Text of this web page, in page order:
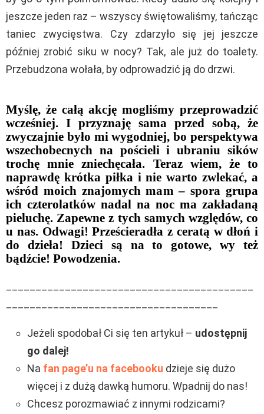
jeszcze jeden raz – wszyscy świętowaliśmy, tańcząc
taniec zwycięstwa. Czy zdarzyło się jej jeszcze
później zrobić siku w nocy? Tak, ale już do toalety.
Przebudzona wołała, by odprowadzić ją do drzwi.
Myślę, że całą akcję mogliśmy przeprowadzić
wcześniej. I przyznaję sama przed sobą, że
zwyczajnie było mi wygodniej, bo perspektywa
wszechobecnych na pościeli i ubraniu sików
trochę mnie zniechęcała. Teraz wiem, że to
naprawdę krótka piłka i nie warto zwlekać, a
wśród moich znajomych mam – spora grupa
ich czterolatków nadal na noc ma zakładaną
pieluchę. Zapewne z tych samych względów, co
u nas. Odwagi! Prześcieradła z ceratą w dłoń i
do dzieła! Dzieci są na to gotowe, wy też
bądźcie! Powodzenia.
Jeżeli spodobał Ci się ten artykuł – udostępnij
go dalej!
Na fan page’u na facebooku dzieje się dużo
więcej i z dużą dawką humoru. Wpadnij do nas!
Chcesz porozmawiać z innymi rodzicami?